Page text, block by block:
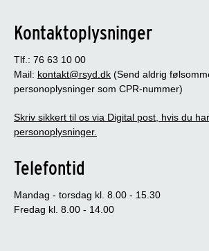
Kontaktoplysninger
Tlf.: 76 63 10 00
Mail: kontakt@rsyd.dk (Send aldrig
personoplysninger som CPR-nummer)
Skriv sikkert til os via Digital post, hvis du
personoplysninger.
Telefontid
Mandag - torsdag kl. 8.00 - 15.30
Fredag kl. 8.00 - 14.00